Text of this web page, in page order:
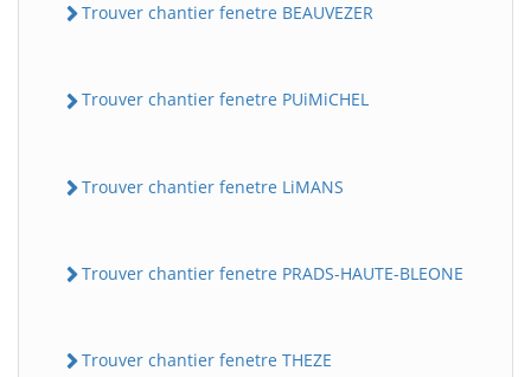
Trouver chantier fenetre BEAUVEZER
Trouver chantier fenetre PUiMiCHEL
Trouver chantier fenetre LiMANS
Trouver chantier fenetre PRADS-HAUTE-BLEONE
Trouver chantier fenetre THEZE